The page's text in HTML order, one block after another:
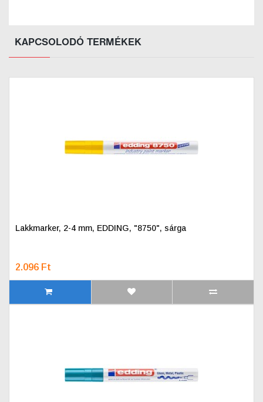
KAPCSOLODÓ TERMÉKEK
Lakkmarker, 2-4 mm, EDDING, "8750", sárga
2.096 Ft